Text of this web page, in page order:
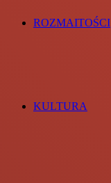
ROZMAITOŚCI
KULTURA